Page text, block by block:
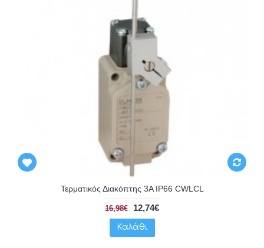
Τερματικός Διακόπτης 3A IP66 CWLCL
16,98€ 12,74€
Καλάθι